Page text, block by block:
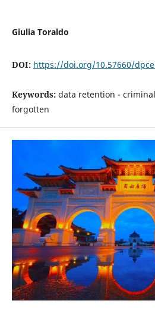
Giulia Toraldo
DOI: https://doi.org/10.57660/
Keywords: data retention -
forgotten